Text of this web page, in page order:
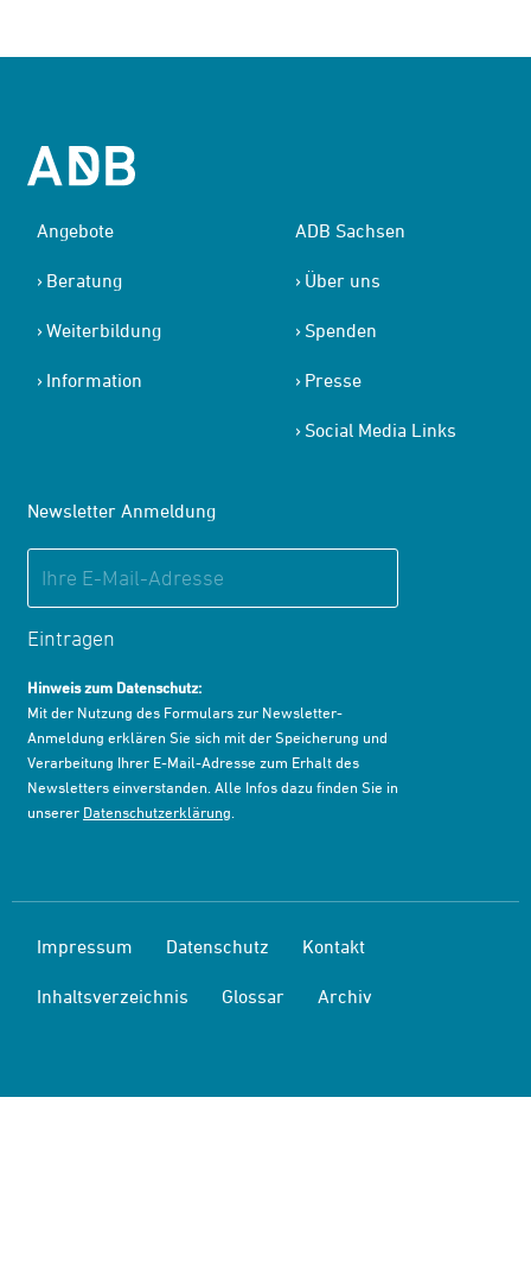
Angebote
Beratung
Weiterbildung
Information
ADB Sachsen
Über uns
Spenden
Presse
Social Media Links
Newsletter Anmeldung
Eintragen
Hinweis zum Datenschutz:
Mit der Nutzung des Formulars zur Newsletter-
Anmeldung erklären Sie sich mit der Speicherung und
Verarbeitung Ihrer E-Mail-Adresse zum Erhalt des
Newsletters einverstanden. Alle Infos dazu finden Sie in
unserer Datenschutzerklärung
Impressum Datenschutz Kontakt
Inhaltsverzeichnis Glossar Archiv